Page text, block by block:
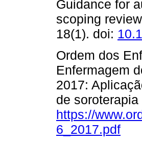
Guidance for
scoping
18(1). doi:
Ordem dos
Enfermagem
2017:
de
https://
6_2017.pdf